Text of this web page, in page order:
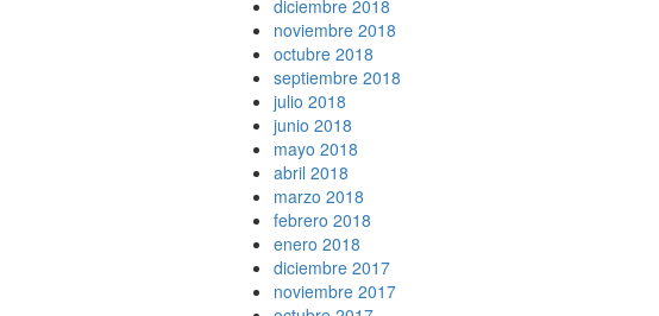
diciembre 2018
noviembre 2018
octubre 2018
septiembre 2018
julio 2018
junio 2018
mayo 2018
abril 2018
marzo 2018
febrero 2018
enero 2018
diciembre 2017
noviembre 2017